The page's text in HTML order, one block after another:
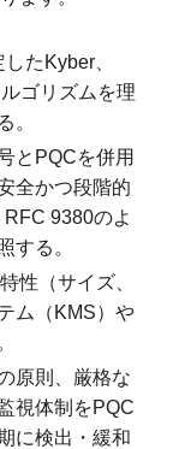
たKyber、
ゴリズムを理
。
とPQCを併用
全かつ段階的
9380のよ
する。
性（サイズ、
ム（KMS）や
原則、厳格な
視体制をPQC
に検出・緩和